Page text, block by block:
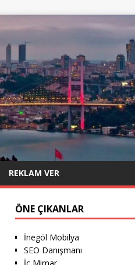
REKLAM VER
ÖNE ÇIKANLAR
İnegöl Mobilya
SEO Danışmanı